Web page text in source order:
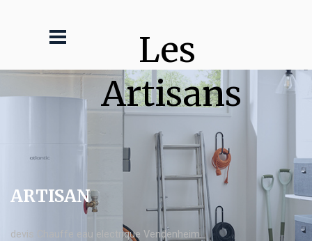
Les
Artisans
ARTISAN
devis Chauffe eau electrique Vendenheim